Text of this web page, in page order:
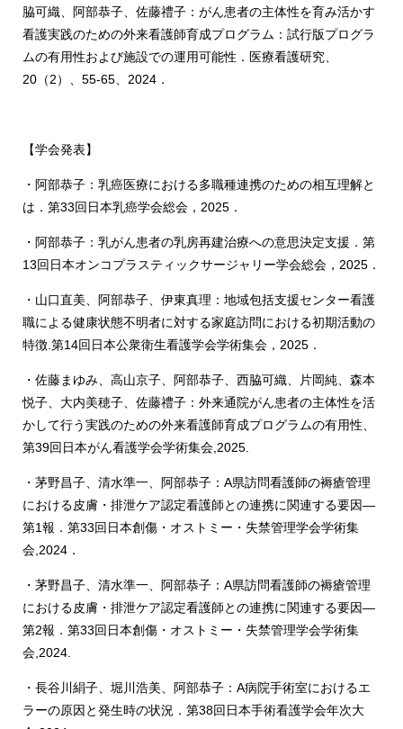
脇可織、阿部恭子、佐藤禮子：がん患者の主体性を育み活かす
看護実践のための外来看護師育成プログラム：試行版プログラ
ムの有用性および施設での運用可能性．医療看護研究、
20（2）、55‐65、2024．
【学会発表】
・阿部恭子：乳癌医療における多職種連携のための相互理解と
は．第33回日本乳癌学会総会，2025．
・阿部恭子：乳がん患者の乳房再建治療への意思決定支援．第
13回日本オンコプラスティックサージャリー学会総会，2025．
・山口直美、阿部恭子、伊東真理：地域包括支援センター看護
職による健康状態不明者に対する家庭訪問における初期活動の
特徴.第14回日本公衆衛生看護学会学術集会，2025．
・佐藤まゆみ、高山京子、阿部恭子、西脇可織、片岡純、森本
悦子、大内美穂子、佐藤禮子：外来通院がん患者の主体性を活
かして行う実践のための外来看護師育成プログラムの有用性、
第39回日本がん看護学会学術集会,2025.
・茅野昌子、清水準一、阿部恭子：A県訪問看護師の褥瘡管理
における皮膚・排泄ケア認定看護師との連携に関連する要因―
第1報．第33回日本創傷・オストミー・失禁管理学会学術集
会,2024．
・茅野昌子、清水準一、阿部恭子：A県訪問看護師の褥瘡管理
における皮膚・排泄ケア認定看護師との連携に関連する要因―
第2報．第33回日本創傷・オストミー・失禁管理学会学術集
会,2024.
・長谷川絹子、堀川浩美、阿部恭子：A病院手術室におけるエ
ラーの原因と発生時の状況．第38回日本手術看護学会年次大